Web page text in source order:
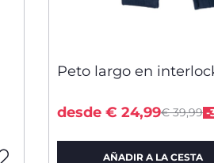
Peto largo en
Price
€ 39,99 -
to
desde € 24,99
AÑADIR A LA CESTA